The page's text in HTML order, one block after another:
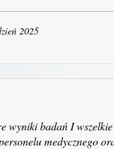
2025
wyniki badań I
medycznego